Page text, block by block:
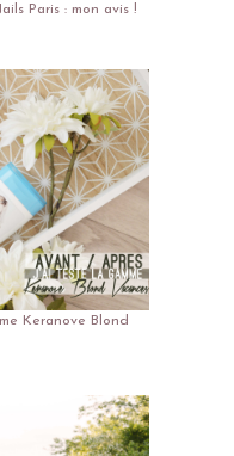
Paris : mon avis !
Keranove Blond